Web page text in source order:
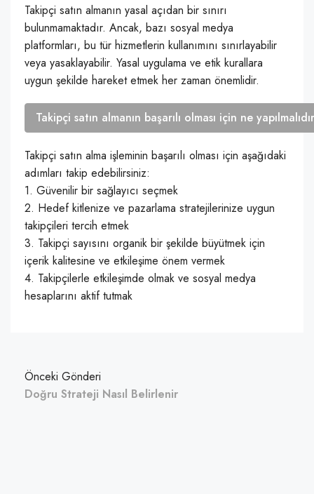
Takipçi satın almanın yasal açıdan bir sınırı
bulunmamaktadır. Ancak, bazı sosyal medya
platformları, bu tür hizmetlerin kullanımını sınırlayabilir
veya yasaklayabilir. Yasal uygulama ve etik kurallara
uygun şekilde hareket etmek her zaman önemlidir.
Takipçi satın almanın başarılı olması için ne
Takipçi satın alma işleminin başarılı olması için aşağıdaki
adımları takip edebilirsiniz:
1. Güvenilir bir sağlayıcı seçmek
2. Hedef kitlenize ve pazarlama stratejilerinize uygun
takipçileri tercih etmek
3. Takipçi sayısını organik bir şekilde büyütmek için
içerik kalitesine ve etkileşime önem vermek
4. Takipçilerle etkileşimde olmak ve sosyal medya
hesaplarını aktif tutmak
Önceki Gönderi
Doğru Strateji Nasıl Belirlenir